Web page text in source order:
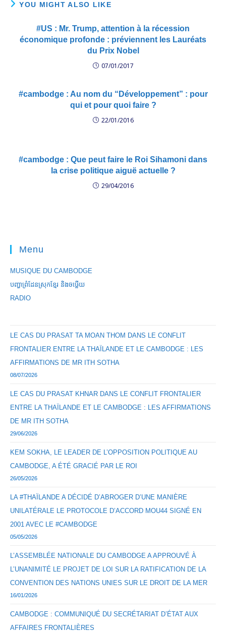
illégalement par HUN
YOU MIGHT ALSO LIKE
#US : Mr. Trump, attention à la récession
économique profonde : préviennent les Lauréats
du Prix Nobel
07/01/2017
#cambodge : Au nom du “Développement” : pour
qui et pour quoi faire ?
22/01/2016
#cambodge : Que peut faire le Roi Sihamoni dans
la crise politique aiguë actuelle ?
29/04/2016
Menu
MUSIQUE DU CAMBODGE
បញ្ហាព្រំដែនស្រុកខ្មែរ និងចឞ្លើយ
RADIO
LE CAS DU PRASAT TA MOAN THOM DANS LE CONFLIT
FRONTALIER ENTRE LA THAÏLANDE ET LE CAMBODGE : LES
AFFIRMATIONS DE MR ITH SOTHA
08/07/2026
LE CAS DU PRASAT KHNAR DANS LE CONFLIT FRONTALIER
ENTRE LA THAÏLANDE ET LE CAMBODGE : LES AFFIRMATIONS
DE MR ITH SOTHA
29/06/2026
KEM SOKHA, LE LEADER DE L’OPPOSITION POLITIQUE AU
CAMBODGE, A ÉTÉ GRACIÉ PAR LE ROI
26/05/2026
LA #THAÏLANDE A DÉCIDÉ D’ABROGER D’UNE MANIÈRE
UNILATÉRALE LE PROTOCOLE D’ACCORD MOU44 SIGNÉ EN
2001 AVEC LE #CAMBODGE
05/05/2026
L’ASSEMBLÉE NATIONALE DU CAMBODGE A APPROUVÉ À
L’UNANIMITÉ LE PROJET DE LOI SUR LA RATIFICATION DE LA
CONVENTION DES NATIONS UNIES SUR LE DROIT DE LA MER
16/01/2026
CAMBODGE : COMMUNIQUÉ DU SECRÉTARIAT D’ÉTAT AUX
AFFAIRES FRONTALIÈRES